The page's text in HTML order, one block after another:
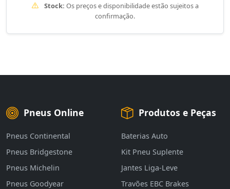
Stock: Os preços e disponibilidade estão sujeitos a
confirmação.
Pneus Online
Pneus Continental
Pneus Bridgestone
Pneus Michelin
Pneus Goodyear
Produtos e Peças
Baterias Auto
Kit Pneu Suplente
Jantes Liga-Leve
Travões EBC Brakes